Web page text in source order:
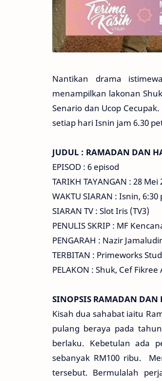
Nantikan drama
menampilkan lakonan
Senario dan Ucop
setiap hari Isnin jam 6.30
JUDUL : RAMADAN DAN
EPISOD : 6 episod
TARIKH TAYANGAN : 28 Mei
WAKTU SIARAN : Isnin,
SIARAN TV : Slot Iris (TV3)
PENULIS SKRIP : MF
PENGARAH : Nazir
TERBITAN : Primeworks
PELAKON : Shuk, Cef
SINOPSIS RAMADAN DAN
Kisah dua sahabat iaitu
pulang beraya pada
berlaku. Kebetulan ada
sebanyak RM100 ribu.
tersebut. Bermulalah